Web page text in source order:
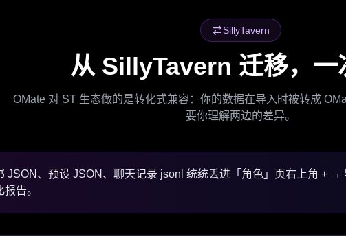
SillyTavern
从 SillyTavern 迁移，一
OMate 对 ST 生态做的是转化式兼容：你的数据在导入时被转成
要你理解两边的差异。
JSON、预设 JSON、聊天记录 jsonl 统统丢进「角色」页右上角 +
告。